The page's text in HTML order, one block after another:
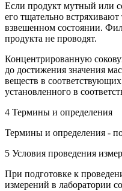
Если продукт мутный или
его тщательно встряхивают
взвешенном состоянии.
продукта не проводят.
Концентрированную
до достижения значения
веществ в
установленного в
4 Термины и определения
Термины и определения -
5 Условия проведения
При подготовке к
измерений в лаборатории